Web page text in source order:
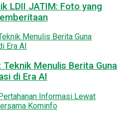
LDII JATIM: Foto yang
Menulis Berita Guna
di Era AI